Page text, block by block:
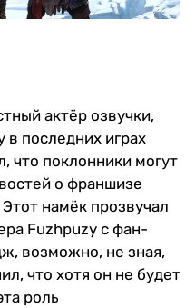
актёр озвучки,
в последних играх
что поклонники могут
о франшизе
намёк прозвучал
Fuzhpuzy с фан-
возможно, не зная,
что хотя он не будет
роль